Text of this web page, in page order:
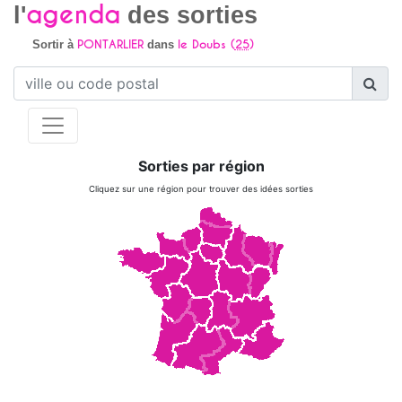
l'agenda des sorties
Sortir à PONTARLIERdans le Doubs (25)
Sorties par région
Cliquez sur une région pour trouver des idées sorties